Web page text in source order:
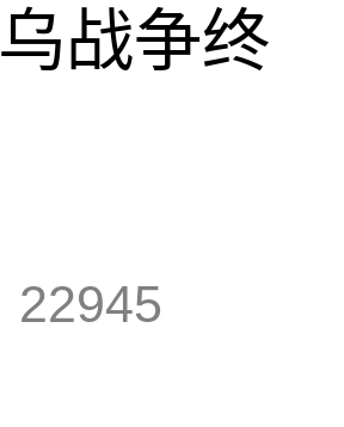
战争终
22945